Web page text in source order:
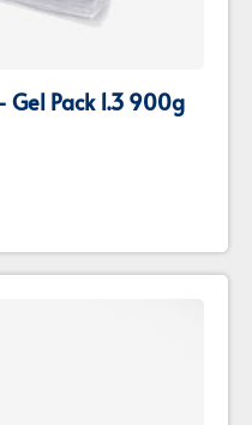
Pack 1.3 900g